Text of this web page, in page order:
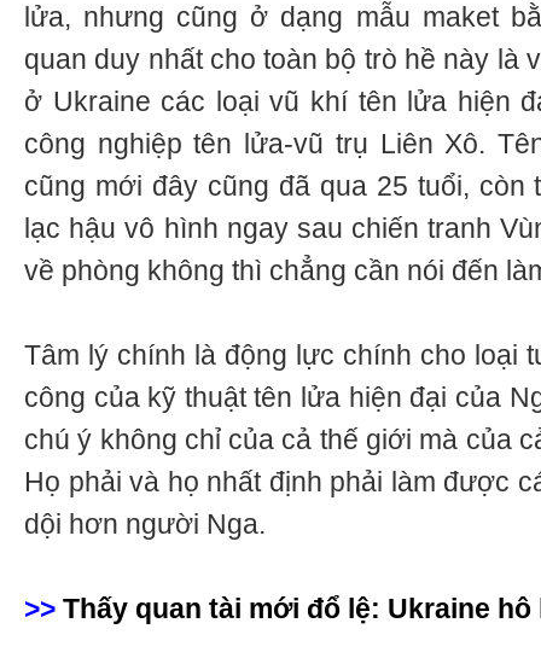
lửa, nhưng cũng ở dạng mẫu maket
quan duy nhất cho toàn bộ trò hề này là
ở Ukraine các loại vũ khí tên lửa hiện
công nghiệp tên lửa-vũ trụ Liên Xô.
cũng mới đây cũng đã qua 25 tuổi, còn
lạc hậu vô hình ngay sau chiến tranh
về phòng không thì chẳng cần nói đến
Tâm lý chính là động lực chính cho loại
công của kỹ thuật tên lửa hiện đại của
chú ý không chỉ của cả thế giới mà của
Họ phải và họ nhất định phải làm được
dội hơn người Nga.
>> Thấy quan tài mới đổ lệ: Ukraine